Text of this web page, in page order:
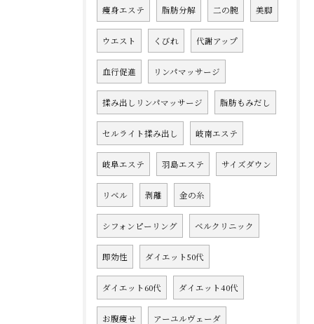
痩身エステ 脂肪分解 二の腕 美脚
ウエスト くびれ 代謝アップ
血行促進 リンパマッサージ
揉み出しリンパマッサージ 脂肪もみだし
セルライト揉み出し 岐南エステ
岐阜エステ 羽島エステ サイズダウン
リベル 剥離 金の糸
シフォンピーリング ベルクリニック
即効性 ダイエット50代
ダイエット60代 ダイエット40代
お腹痩せ アーユルヴェーダ